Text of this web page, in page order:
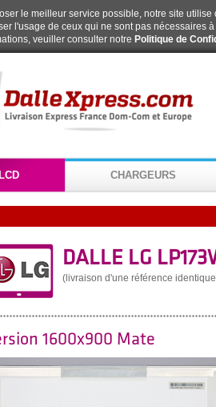
le meilleur service possible, notre site utilise
l'usage de ceux qui ne sont pas nécessaires
veuiller consulter notre Politique de
CHARGEURS
DALLE LG
(livraison d'une référence
1600x900 Mate